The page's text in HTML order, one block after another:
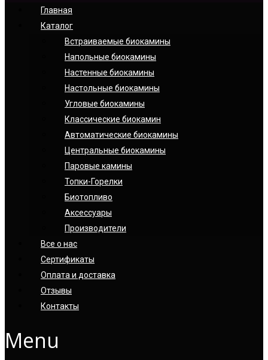
Главная
Каталог
Встраиваемые биокамины
Напольные биокамины
Настенные биокамины
Настoльные биокамины
Угловые биокамины
Классические биокамин
Автоматические биокамины
Центральные биокамины
Паровые камины
Топки-Горелки
Биотопливо
Аксессуары
Производители
Все о нас
Сертификаты
Оплата и доставка
Отзывы
Контакты
Menu